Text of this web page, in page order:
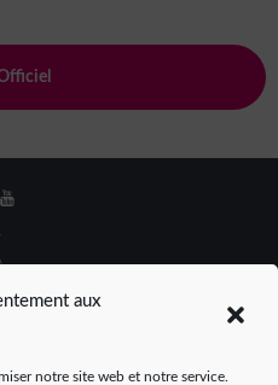
aux
notre site web et notre service.